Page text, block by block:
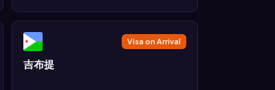
Visa on Arrival
吉布提